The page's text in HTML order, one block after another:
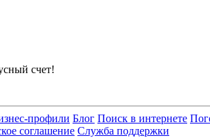
счет!
профили Блог Поиск в интернете
соглашение Служба поддержки